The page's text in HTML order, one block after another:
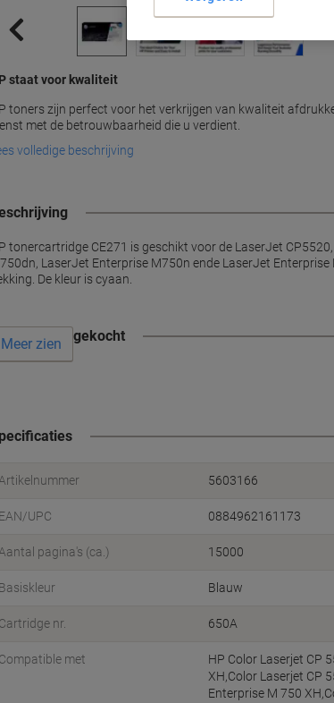
staat voor kwaliteit
toners zijn perfect voor het verkrijgen van kwaliteit
met de betrouwbaarheid die u verdient.
volledige beschrijving
tonercartridge CE271 is geschikt voor de LaserJet
LaserJet Enterprise M750n ende LaserJet
De kleur is cyaan.
samen gekocht
Meer zien
Artikelnummer 5603166
EAN/UPC 0884962161173
Aantal pagina's (ca.) 15000
Basiskleur Blauw
Cartridge nr. 650A
Compatible met
HP Color Laserjet CP
XH,Color Laserjet CP
Enterprise M 750